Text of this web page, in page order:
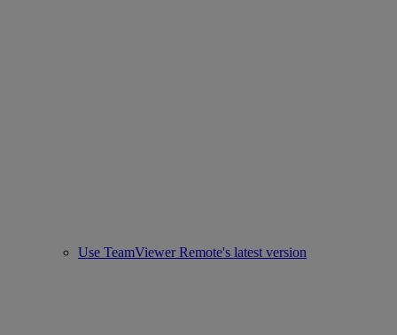
Use TeamViewer Remote's latest version